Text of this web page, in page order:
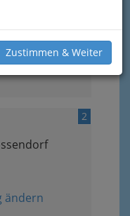
Zustimmen & Weiter
ändern
2
ändern